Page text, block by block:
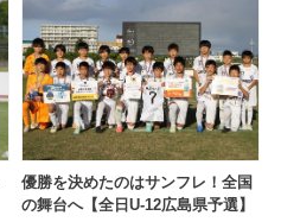
優勝を決めたのはサンフレ！全国
の舞台へ【全日U-12広島県予選】